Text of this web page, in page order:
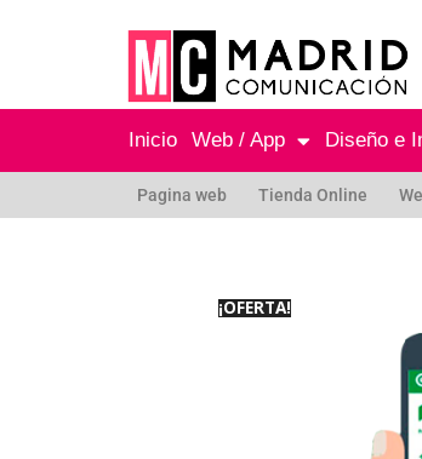
Inicio Web / App Diseño e
Pagina web Tienda Online
¡OFERTA!